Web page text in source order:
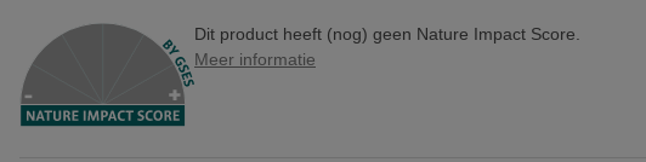
• Toningcrème
• Ontwikkelcrème
• Versterkende conditioner
Dit product heeft (nog) geen Nature Impact Score.
Meer informatie